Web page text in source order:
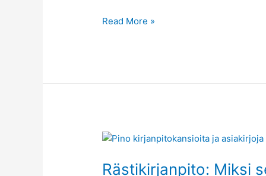
Read More »
Rästikirjanpito: Miksi
Rästikirjanpito:
sen